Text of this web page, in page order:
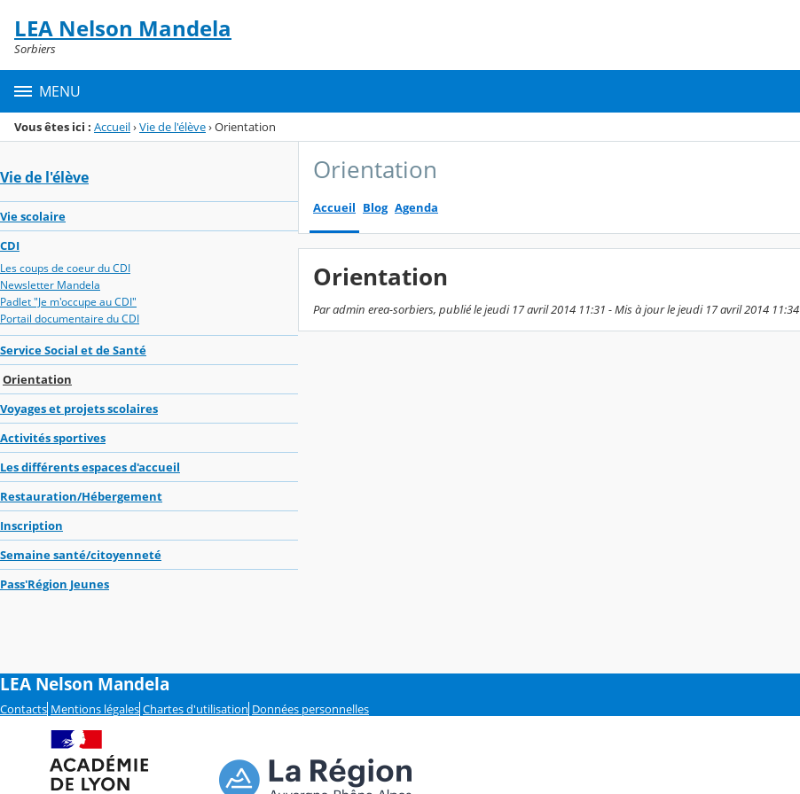
Menu de la rubrique
Contenu
LEA Nelson Mandela
Sorbiers
MENU
Vous êtes ici : Accueil›Vie de l'élève›Orientation
Vie de l'élève
Vie scolaire
CDI
Les coups de coeur du CDI
Newsletter Mandela
Padlet "Je m'occupe au CDI"
Portail documentaire du CDI
Service Social et de Santé
Orientation
Voyages et projets scolaires
Activités sportives
Les différents espaces d'accueil
Restauration/Hébergement
Inscription
Semaine santé/citoyenneté
Pass'Région Jeunes
Orientation
Accueil Blog Agenda
Orientation
Par admin erea-sorbiers, publié le jeudi 17 avril 2014 11:31 - Mis à jour le jeudi 17 avril 2014 11:34
LEA Nelson Mandela
Contacts Mentions légales Chartes d'utilisation Données personnelles